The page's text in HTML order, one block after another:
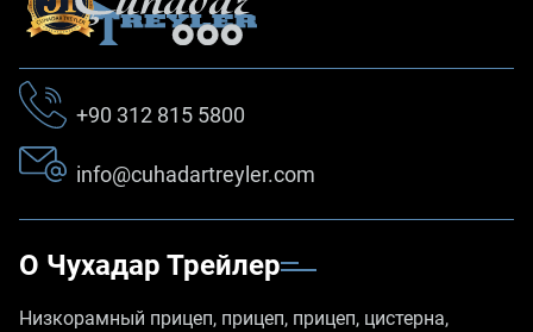
+90 312 815 5800
info@cuhadartreyler.com
О Чухадар Трейлер
Низкорамный прицеп, прицеп, прицеп, цистерна,